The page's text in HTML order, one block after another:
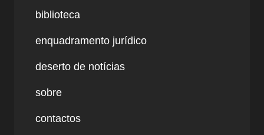
biblioteca
enquadramento jurídico
deserto de notícias
sobre
contactos